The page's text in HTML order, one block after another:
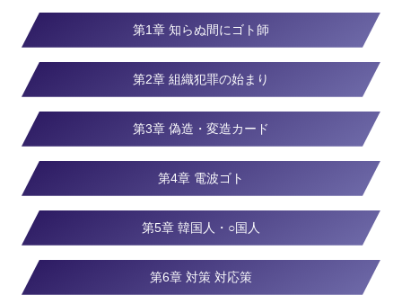
第1章 知らぬ間にゴト師
第2章 組織犯罪の始まり
第3章 偽造・変造カード
第4章 電波ゴト
第5章 韓国人・○国人
第6章 対策 対応策